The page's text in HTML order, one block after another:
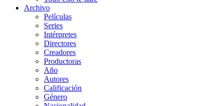
Archivo
Películas
Series
Intérpretes
Directores
Creadores
Productoras
Año
Autores
Calificación
Género